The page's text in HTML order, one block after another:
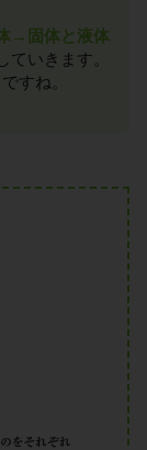
→固体と液体
ていきます。
ですね。